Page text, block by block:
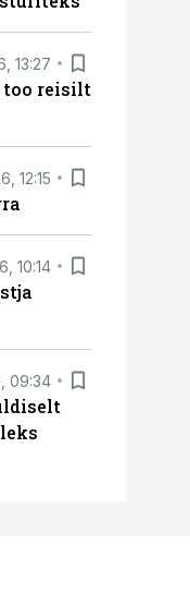
13:27
too reisilt
12:15
10:14
09:34